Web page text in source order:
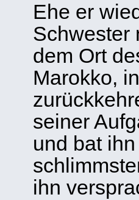
Ehe er
Schwester
dem Ort
Marokko,
seiner
und bat
ihn